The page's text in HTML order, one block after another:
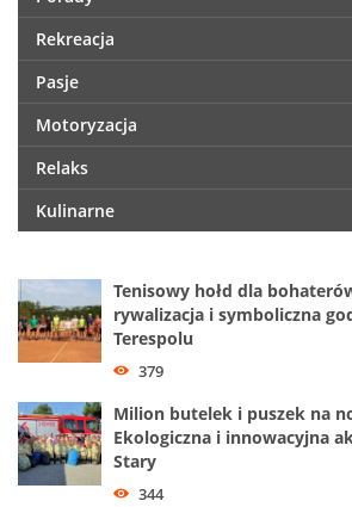
Rekreacja
Pasje
Motoryzacja
Relaks
Kulinarne
Tenisowy hołd dla
rywalizacja i symboliczna
Terespolu
379
Milion butelek i puszek na
Ekologiczna i innowacyjna
Stary
344